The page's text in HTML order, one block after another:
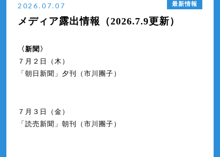
定！
スーパー歌舞伎『もののけ姫』千穐楽公演の生配信が決定！
出演者１０名のサイン入りカードが当たる！感想投稿キャンペーン
実施！！
2026年4月
2025年11月
2026.07.07 最新情報
メディア露出情報（2026.7.9更新）
〈新聞〉
７月２日（木）
「朝日新聞」夕刊（市川團子）
７月３日（金）
「読売新聞」朝刊（市川團子）